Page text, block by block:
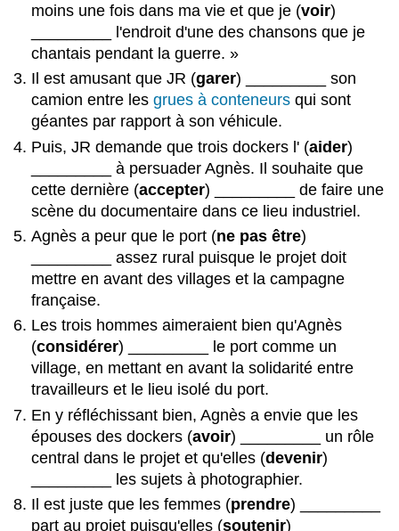
moins une fois dans ma vie et que je (voir)
_________ l'endroit d'une des chansons que je
chantais pendant la guerre. »
Il est amusant que JR (garer) _________ son
camion entre lesgrues à conteneurs qui sont
géantes par rapport à son véhicule.
Puis, JR demande que trois dockers l' (aider)
_________ à persuader Agnès. Il souhaite que
cette dernière (accepter) _________ de faire une
scène du documentaire dans ce lieu industriel.
Agnès a peur que le port (ne pas être)
_________ assez rural puisque le projet doit
mettre en avant des villages et la campagne
française.
Les trois hommes aimeraient bien qu'Agnès
(considérer) _________ le port comme un
village, en mettant en avant la solidarité entre
travailleurs et le lieu isolé du port.
En y réfléchissant bien, Agnès a envie que les
épouses des dockers (avoir) _________ un rôle
central dans le projet et qu'elles (devenir)
_________ les sujets à photographier.
Il est juste que les femmes (prendre) _________
part au projet puisqu'elles (soutenir) _________